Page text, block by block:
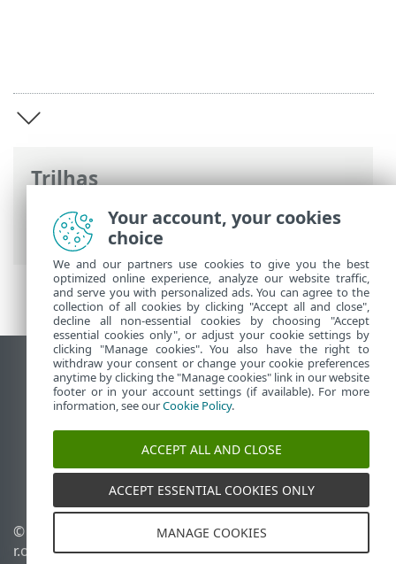
Trilhas
Ajuda on-line ESET>ESET Mail Security>
Visão geral
Ver site para desktop
End of Life
Base de conhecimento ESET
Fórum ESET
ESET Status Portal
Suporte regional
© 1992 - 2026 ESET, spol. s
r.o. - Todos os direitos
Gerenciar cookies
Política de cookies
Your account, your cookies
choice
We and our partners use cookies to give you the best
optimized online experience, analyze our website traffic,
and serve you with personalized ads. You can agree to the
collection of all cookies by clicking "Accept all and close",
decline all non-essential cookies by choosing "Accept
essential cookies only", or adjust your cookie settings by
clicking "Manage cookies". You also have the right to
withdraw your consent or change your cookie preferences
anytime by clicking the "Manage cookies" link in our website
footer or in your account settings (if available). For more
information, see ourCookie Policy.
ACCEPT ALL AND CLOSE
ACCEPT ESSENTIAL COOKIES ONLY
MANAGE COOKIES